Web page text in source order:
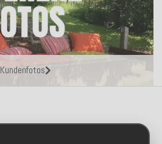
Kundenfotos